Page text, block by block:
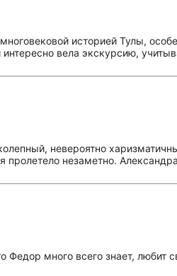
историей Тулы,
вела экскурсию,
невероятно
незаметно.
много всего знает, любит